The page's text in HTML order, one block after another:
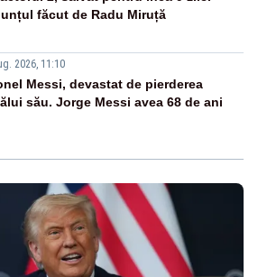
făcut de Radu Miruță
2026, 11:10
Messi, devastat de pierderea
său. Jorge Messi avea 68 de ani